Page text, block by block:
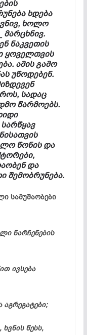
ხდება
ხოლო
მარცხნივ.
ნაკვეთის
ყოველთვის
ამის გამო
უწოდებენ.
სადაც
წარმოებს.
წონის და
და
შემობრუნება.
სამუშაობები
ნარჩენების
ივსება
აგრეგატები;
წესს,